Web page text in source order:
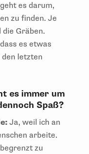
es darum,
zu finden. Je
Gräben.
es etwas
letzten
es immer um
Spaß?
Ja, weil ich an
arbeite.
zu